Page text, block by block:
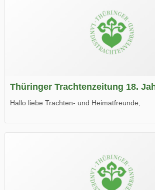
Thüringer Trachtenzeitung 18.
Hallo liebe Trachten- und Heimatfreunde,
Wir wünschen Euch viel Spaß beim Lesen.